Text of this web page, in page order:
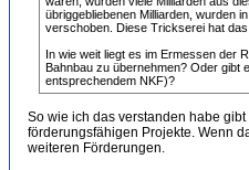
übriggebliebenen Milliarden, wurden
verschoben. Diese Trickserei hat das
In wie weit liegt es im Ermessen der
Bahnbau zu übernehmen? Oder gibt
entsprechendem NKF)?
So wie ich das verstanden habe
förderungsfähigen Projekte. Wenn
weiteren Förderungen.